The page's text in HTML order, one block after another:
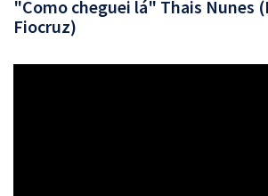
"Como cheguei lá" Thais Nunes
Fiocruz)